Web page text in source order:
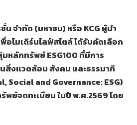
น จำกัด (มหาชน) หรือ KCG ผู้นำ
โมเดิร์นไลฟ์สไตล์ ได้รับคัดเลือก
มหลักทรัพย์ESG100 ที่มีการ
สิ่งแวดล้อม สังคม และธรรมาภิ
Social and Governance: ESG)
พย์จดทะเบียน ในปี พ.ศ.2569โดย